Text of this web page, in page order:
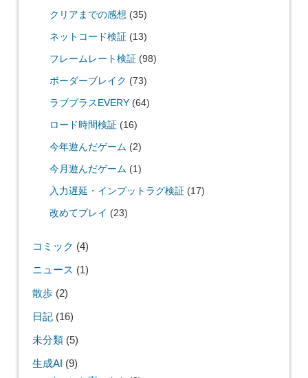
クリアまでの感想 (35)
ネットコード検証 (13)
フレームレート検証 (98)
ボーダーブレイク (73)
ラブプラスEVERY(64)
ロード時間検証 (16)
今年遊んだゲーム (2)
今月遊んだゲーム (1)
入力遅延・インプットラグ検証 (17)
改めてプレイ (23)
コミック (4)
ニュース (1)
散歩(2)
日記(16)
未分類(5)
生成AI (9)